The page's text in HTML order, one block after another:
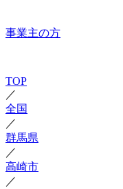
事業主の方
TOP
／
全国
／
群馬県
／
高崎市
／